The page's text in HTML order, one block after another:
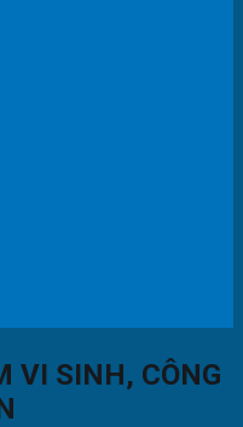
VI SINH, CÔNG